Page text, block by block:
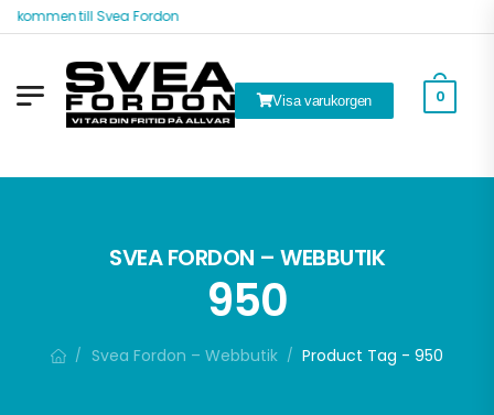
till Svea Fordon
Visa varukorgen 0
SVEA FORDON – WEBBUTIK
950
/ Svea Fordon – Webbutik / Product Tag - 950